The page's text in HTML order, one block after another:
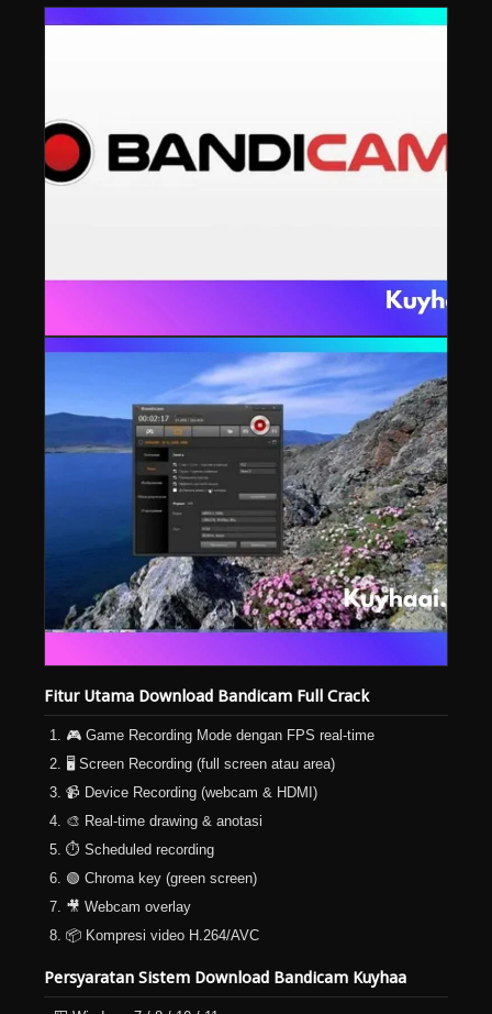
Fitur Utama Download Bandicam Full Crack
🎮 Game Recording Mode dengan FPS real-time
🖥️ Screen Recording (full screen atau area)
📹 Device Recording (webcam & HDMI)
🎨 Real-time drawing & anotasi
⏱️ Scheduled recording
🟢 Chroma key (green screen)
🎥 Webcam overlay
📦 Kompresi video H.264/AVC
Persyaratan Sistem Download Bandicam Kuyhaa